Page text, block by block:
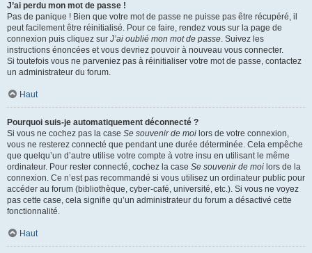
J’ai perdu mon mot de passe !
Pas de panique ! Bien que votre mot de passe ne puisse pas être récupéré, il
peut facilement être réinitialisé. Pour ce faire, rendez vous sur la page de
connexion puis cliquez sur J’ai oublié mon mot de passe. Suivez les
instructions énoncées et vous devriez pouvoir à nouveau vous connecter.
Si toutefois vous ne parveniez pas à réinitialiser votre mot de passe, contactez
un administrateur du forum.
Haut
Pourquoi suis-je automatiquement déconnecté ?
Si vous ne cochez pas la case Se souvenir de moi lors de votre connexion,
vous ne resterez connecté que pendant une durée déterminée. Cela empêche
que quelqu’un d’autre utilise votre compte à votre insu en utilisant le même
ordinateur. Pour rester connecté, cochez la case Se souvenir de moi lors de la
connexion. Ce n’est pas recommandé si vous utilisez un ordinateur public pour
accéder au forum (bibliothèque, cyber-café, université, etc.). Si vous ne voyez
pas cette case, cela signifie qu’un administrateur du forum a désactivé cette
fonctionnalité.
Haut